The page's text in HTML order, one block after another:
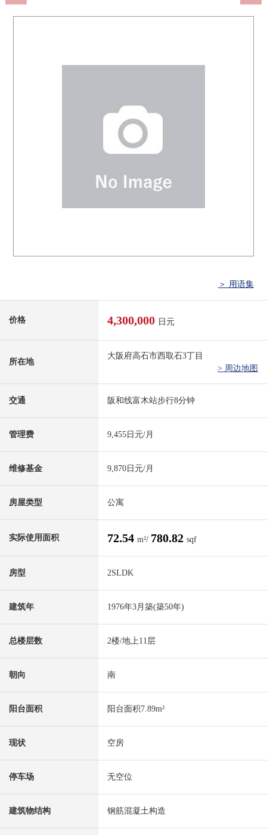
＞ 用语集
价格 4,300,000 日元
所在地
大阪府高石市西取石3丁目
> 周边地图
交通 阪和线富木站步行8分钟
管理费 9,455日元/月
维修基金 9,870日元/月
房屋类型 公寓
实际使用面积 72.54 m²/ 780.82 sqf
房型 2SLDK
建筑年 1976年3月築(築50年)
总楼层数 2楼/地上11层
朝向 南
阳台面积 阳台面积7.89m²
现状 空房
停车场 无空位
建筑物结构 钢筋混凝土构造